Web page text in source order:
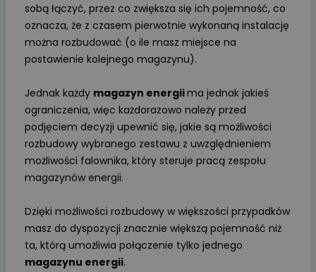
sobą łączyć, przez co zwiększa się ich pojemność, co
oznacza, że z czasem pierwotnie wykonaną instalację
można rozbudować (o ile masz miejsce na
postawienie kolejnego magazynu).
Jednak każdy magazyn energiima jednak jakieś
ograniczenia, więc każdorazowo należy przed
podjęciem decyzji upewnić się, jakie są możliwości
rozbudowy wybranego zestawu z uwzględnieniem
możliwości falownika, który steruje pracą zespołu
magazynów energii.
Dzięki możliwości rozbudowy w większości przypadków
masz do dyspozycji znacznie większą pojemność niż
ta, którą umożliwia połączenie tylko jednego
magazynu energii.